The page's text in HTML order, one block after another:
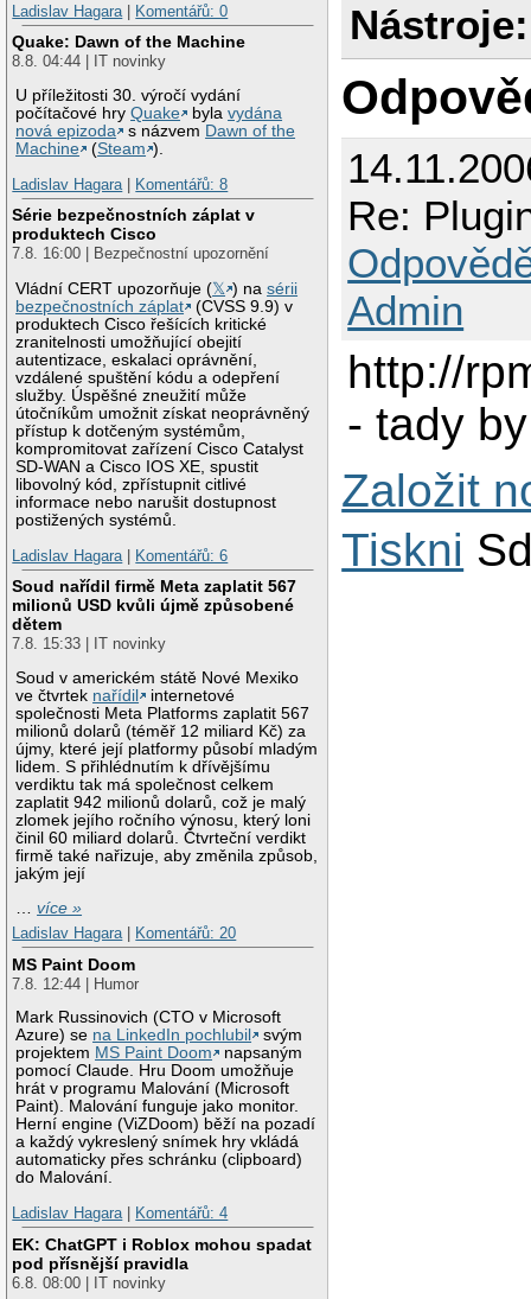
Ladislav Hagara | Komentářů: 0
Quake: Dawn of the Machine
8.8. 04:44 | IT novinky
U příležitosti 30. výročí vydání
počítačové hryQuake bylavydána
nová epizoda
s názvem Dawn of the
Machine
(Steam ).
Ladislav Hagara | Komentářů: 8
Série bezpečnostních záplat v
produktech Cisco
7.8. 16:00 | Bezpečnostní upozornění
Vládní CERT upozorňuje (𝕏 ) nasérii
bezpečnostních záplat
(CVSS 9.9) v
produktech Cisco řešících kritické
zranitelnosti umožňující obejití
autentizace, eskalaci oprávnění,
vzdálené spuštění kódu a odepření
služby. Úspěšné zneužití může
útočníkům umožnit získat neoprávněný
přístup k dotčeným systémům,
kompromitovat zařízení Cisco Catalyst
SD-WAN a Cisco IOS XE, spustit
libovolný kód, zpřístupnit citlivé
informace nebo narušit dostupnost
postižených systémů.
Ladislav Hagara | Komentářů: 6
Soud nařídil firmě Meta zaplatit 567
milionů USD kvůli újmě způsobené
dětem
7.8. 15:33 | IT novinky
Soud v americkém státě Nové Mexiko
ve čtvrtek nařídil
internetové
společnosti Meta Platforms zaplatit 567
milionů dolarů (téměř 12 miliard Kč) za
újmy, které její platformy působí mladým
lidem. S přihlédnutím k dřívějšímu
verdiktu tak má společnost celkem
zaplatit 942 milionů dolarů, což je malý
zlomek jejího ročního výnosu, který loni
činil 60 miliard dolarů. Čtvrteční verdikt
firmě také nařizuje, aby změnila způsob,
jakým její
…více »
Ladislav Hagara| Komentářů: 20
MS Paint Doom
7.8. 12:44 | Humor
Mark Russinovich (CTO v Microsoft
Azure) se na LinkedIn pochlubil
svým
projektem MS Paint Doom
napsaným
pomocí Claude. Hru Doom umožňuje
hrát v programu Malování (Microsoft
Paint). Malování funguje jako monitor.
Herní engine (ViZDoom) běží na pozadí
a každý vykreslený snímek hry vkládá
automaticky přes schránku (clipboard)
do Malování.
Ladislav Hagara| Komentářů: 4
EK: ChatGPT i Roblox mohou spadat
pod přísnější pravidla
6.8. 08:00 | IT novinky
Nástroje:
Re:
Admin
http://
- tady
Založit
Tiskni